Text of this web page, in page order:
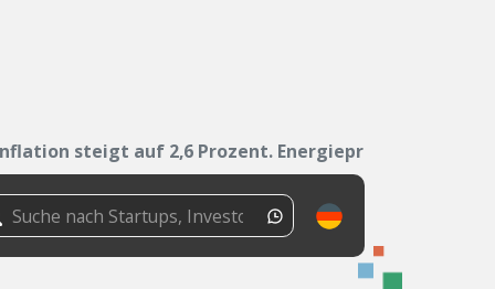
steigt auf 2,6 Prozent. Energiepreise...